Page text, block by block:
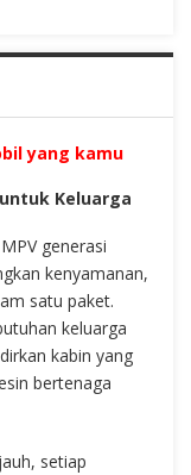
yang kamu
untuk Keluarga
generasi
kenyamanan,
satu paket.
keluarga
kabin yang
bertenaga
setiap